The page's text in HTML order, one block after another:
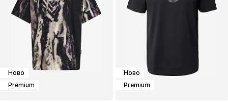
Ново
Premium
Ново
Premium